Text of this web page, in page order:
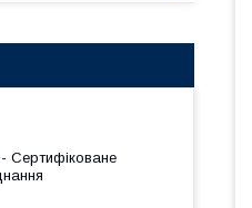
Сертифіковане